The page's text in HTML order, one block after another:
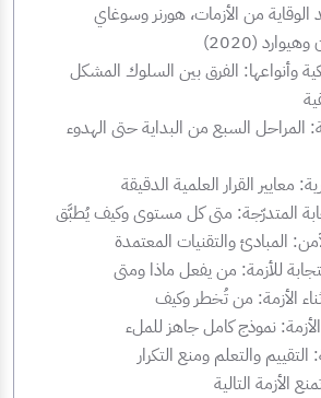
من الأزمات، هورنر وسوغاي
وأنواعها: الفرق بين السلوك المشكل
المراحل السبع من البداية حتى الهدوء
معايير القرار العلمية الدقيقة
المبادئ والتقنيات المعتمدة
للأزمة: من يفعل ماذا ومتى
الأزمة: من تُخطر وكيف
نموذج كامل جاهز للملء
والتعلم ومنع التكرار
الأزمة التالية